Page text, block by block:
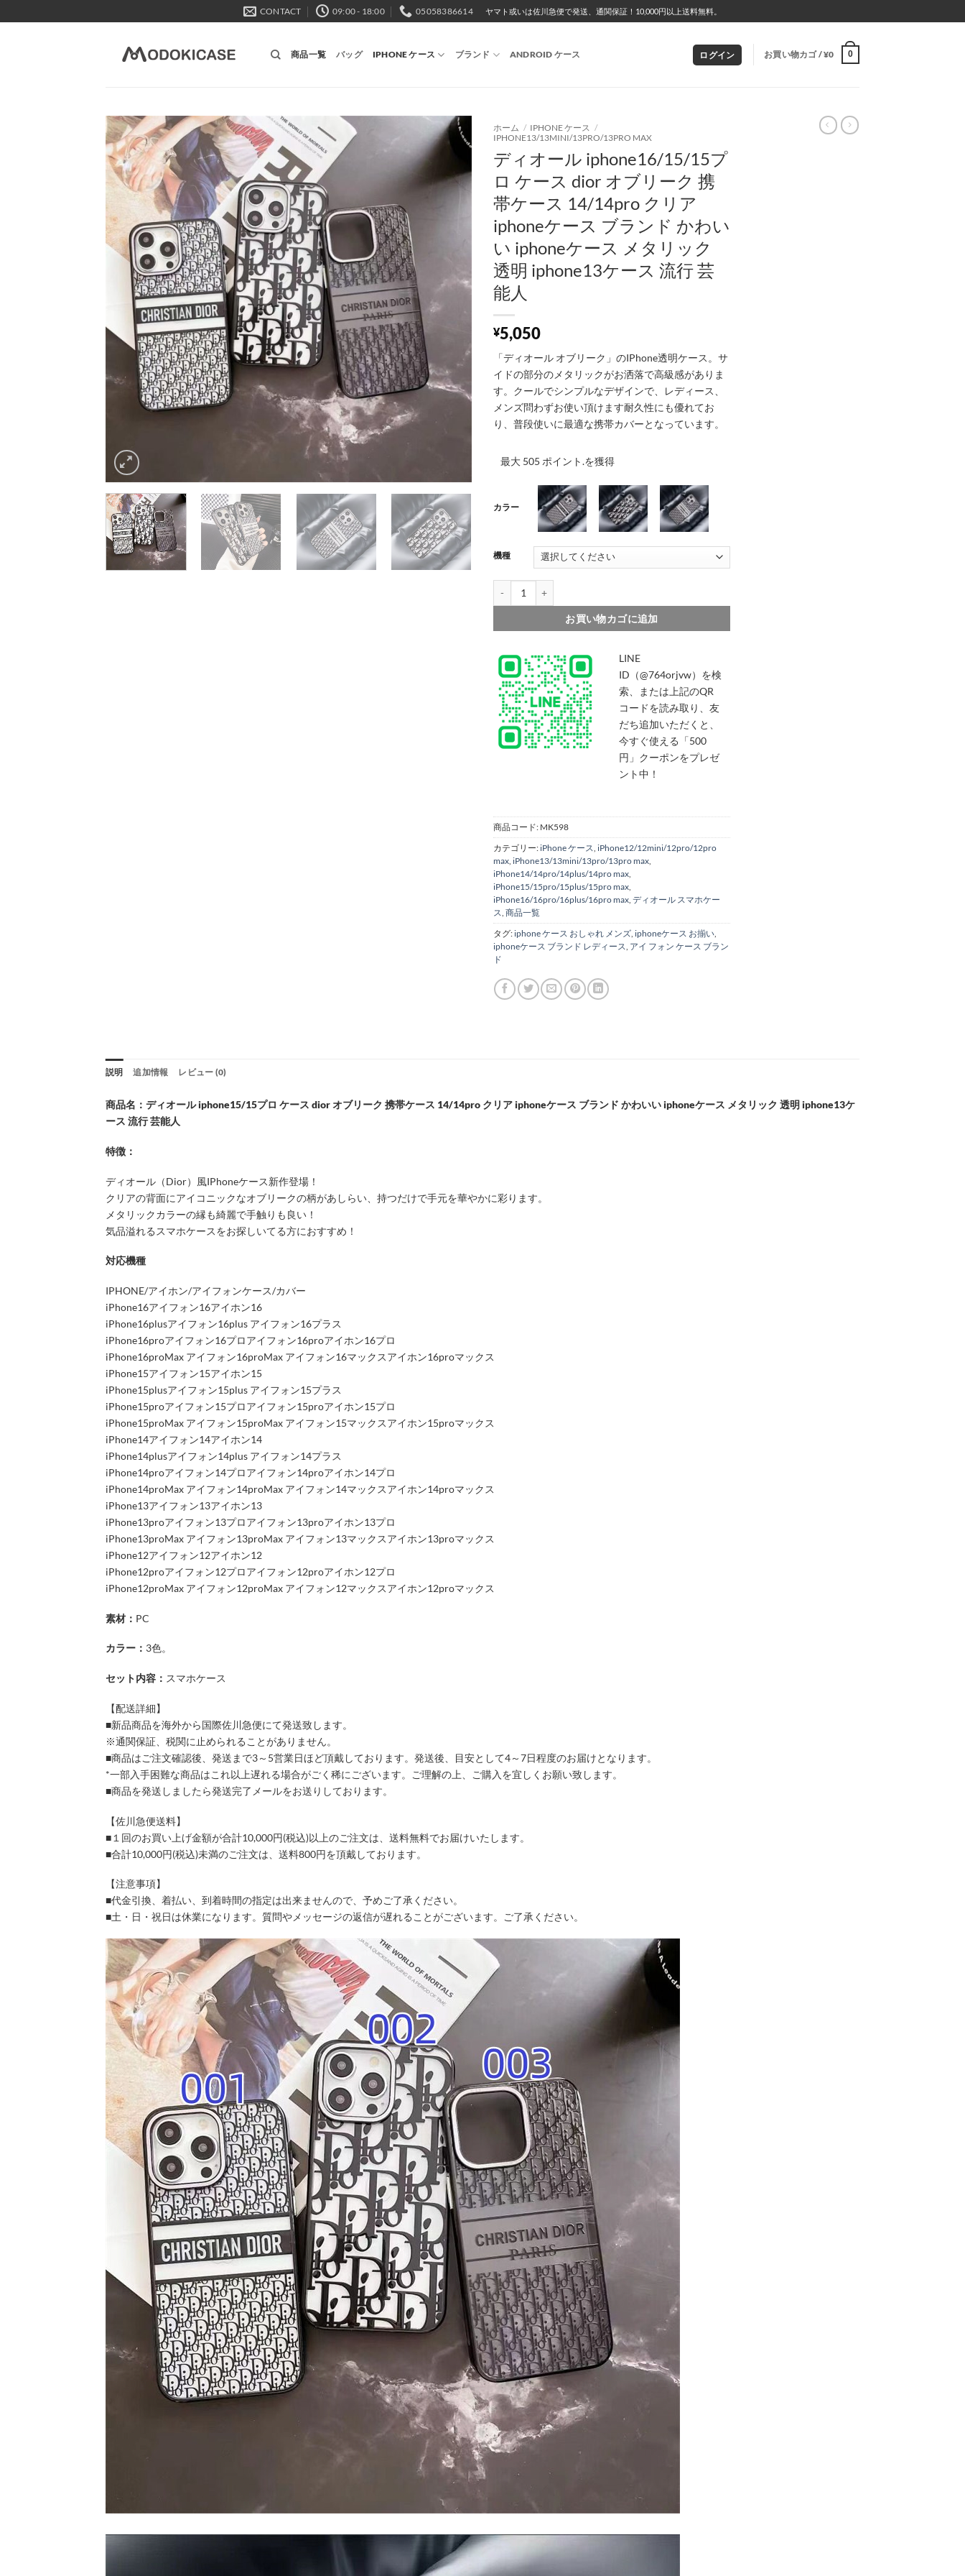
to
CONTACT 09:00 - 18:00 05058386614 ヤマト或いは佐川急便で発送、通関保証！10,000円以上送料無料。
商品一覧 バッグ IPHONE ケース ブランド ANDROID ケース ログイン お買い物カゴ /¥0 0
ホーム / IPHONE ケース /
IPHONE13/13MINI/13PRO/13PRO MAX
ディオール iphone16/15/15プ
ロ ケース dior オブリーク 携
帯ケース 14/14pro クリア
iphoneケース ブランド かわい
い iphoneケース メタリック
透明 iphone13ケース 流行 芸
能人
¥5,050
「ディオール オブリーク」のIPhone透明ケース。サ
イドの部分のメタリックがお洒落で高級感がありま
す。クールでシンプルなデザインで、レディース、
メンズ問わずお使い頂けます耐久性にも優れてお
り、普段使いに最適な携帯カバーとなっています。
最大 505 ポイント.を獲得
カラー
001 002
機種
お買い物カゴに追加
LINE
ID（@764orjvw）を検
索、または上記のQR
コードを読み取り、友
だち追加いただくと、
今すぐ使える「500
円」クーポンをプレゼ
ント中！
商品コード: MK598
カテゴリー: iPhone ケース
iPhone12/12mini/12pro/12pro
max iPhone13/13mini/13pro/13pro max
iPhone14/14pro/14plus/14pro max
iPhone15/15pro/15plus/15pro max
iPhone16/16pro/16plus/16pro max ディオール スマホケー
ス 商品一覧
タグ: iphone ケース おしゃれ メンズ iphoneケース お揃い
iphoneケース ブランド レディース
アイ フォン ケース ブラン
ド
説明 追加情報 レビュー (0)
商品名：ディオール iphone15/15プロ ケース dior オブリーク 携帯ケース 14/14pro クリア iphoneケース ブランド かわいい iphoneケース メタリック 透明 iphone13ケ
ース 流行 芸能人
特徴：
ディオール（Dior）風IPhoneケース新作登場！
クリアの背面にアイコニックなオブリークの柄があしらい、持つだけで手元を華やかに彩ります。
メタリックカラーの縁も綺麗で手触りも良い！
気品溢れるスマホケースをお探しいてる方におすすめ！
対応機種
IPHONE/アイホン/アイフォンケース/カバー
iPhone16アイフォン16アイホン16
iPhone16plusアイフォン16plus アイフォン16プラス
iPhone16proアイフォン16プロアイフォン16proアイホン16プロ
iPhone16proMax アイフォン16proMax アイフォン16マックスアイホン16proマックス
iPhone15アイフォン15アイホン15
iPhone15plusアイフォン15plus アイフォン15プラス
iPhone15proアイフォン15プロアイフォン15proアイホン15プロ
iPhone15proMax アイフォン15proMax アイフォン15マックスアイホン15proマックス
iPhone14アイフォン14アイホン14
iPhone14plusアイフォン14plus アイフォン14プラス
iPhone14proアイフォン14プロアイフォン14proアイホン14プロ
iPhone14proMax アイフォン14proMax アイフォン14マックスアイホン14proマックス
iPhone13アイフォン13アイホン13
iPhone13proアイフォン13プロアイフォン13proアイホン13プロ
iPhone13proMax アイフォン13proMax アイフォン13マックスアイホン13proマックス
iPhone12アイフォン12アイホン12
iPhone12proアイフォン12プロアイフォン12proアイホン12プロ
iPhone12proMax アイフォン12proMax アイフォン12マックスアイホン12proマックス
素材： PC
カラー： 3色。
セット内容： スマホケース
【配送詳細】
■新品商品を海外から国際佐川急便にて発送致します。
※通関保証、税関に止められることがありません。
■商品はご注文確認後、発送まで3～5営業日ほど頂戴しております。発送後、目安として4～7日程度のお届けとなります。
*一部入手困難な商品はこれ以上遅れる場合がごく稀にございます。ご理解の上、ご購入を宜しくお願い致します。
■商品を発送しましたら発送完了メールをお送りしております。
【佐川急便送料】
■１回のお買い上げ金額が合計10,000円(税込)以上のご注文は、送料無料でお届けいたします。
■合計10,000円(税込)未満のご注文は、送料800円を頂戴しております。
【注意事項】
■代金引換、着払い、到着時間の指定は出来ませんので、予めご了承ください。
■土・日・祝日は休業になります。質問やメッセージの返信が遅れることがございます。ご了承ください。